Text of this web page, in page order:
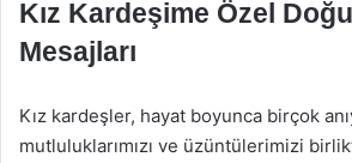
Kız Kardeşime Özel
Mesajları
Kız kardeşler, hayat boyunca birçok
mutluluklarımızı ve üzüntülerimizi